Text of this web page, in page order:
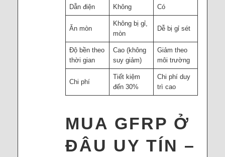
Dẫn điện Không Có
Ăn mòn
Không bị gỉ,
mòn
Dễ bị gỉ sét
Độ bền theo
thời gian
Cao (không
suy giảm)
Giảm theo
môi trường
Chi phí
Tiết kiệm
đến 30%
Chi phí duy
trì cao
MUA GFRP Ở
ĐÂU UY TÍN –